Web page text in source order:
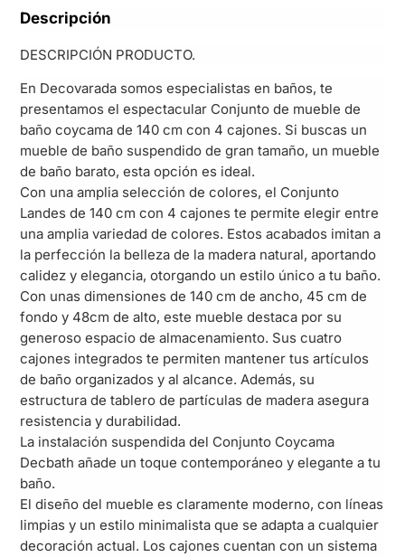
Descripción
DESCRIPCIÓN PRODUCTO.
En Decovarada somos especialistas en baños, te
presentamos el espectacular Conjunto de mueble de
baño coycama de 140 cm con 4 cajones. Si buscas un
mueble de baño suspendido de gran tamaño, un mueble
de baño barato, esta opción es ideal.
Con una amplia selección de colores, el Conjunto
Landes de 140 cm con 4 cajones te permite elegir entre
una amplia variedad de colores. Estos acabados imitan a
la perfección la belleza de la madera natural, aportando
calidez y elegancia, otorgando un estilo único a tu baño.
Con unas dimensiones de 140 cm de ancho, 45 cm de
fondo y 48cm de alto, este mueble destaca por su
generoso espacio de almacenamiento. Sus cuatro
cajones integrados te permiten mantener tus artículos
de baño organizados y al alcance. Además, su
estructura de tablero de partículas de madera asegura
resistencia y durabilidad.
La instalación suspendida del Conjunto Coycama
Decbath añade un toque contemporáneo y elegante a tu
baño.
El diseño del mueble es claramente moderno, con líneas
limpias y un estilo minimalista que se adapta a cualquier
decoración actual. Los cajones cuentan con un sistema